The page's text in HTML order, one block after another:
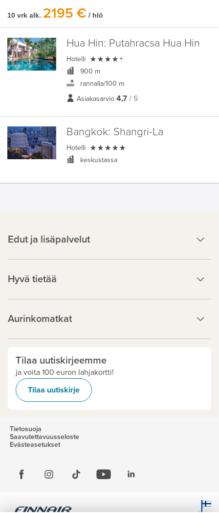
10 vrk alk. 2195 € / hlö
Hua Hin: Putahracsa Hua Hin
Hotelli  +
900 m
rannalla/100 m
Asiakasarvio 4,7 / 5
Bangkok: Shangri-La
Hotelli 
keskustassa
Edut ja lisäpalvelut
Hyvä tietää
Aurinkomatkat
Tilaa uutiskirjeemme
ja voita 100 euron lahjakortti!
Tilaa uutiskirje
Tietosuoja
Saavutettavuusseloste
Evästeasetukset